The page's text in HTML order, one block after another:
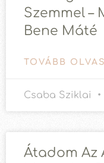
Szemmel –
Bene Máté
TOVÁBB
Csaba Sziklai
Átadom Az